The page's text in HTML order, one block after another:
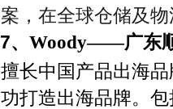
案，在全球仓储及
7、 Woody——广东
擅长中国产品出海
功打造出海品牌。